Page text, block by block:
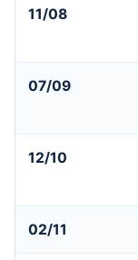
11/08
07/09
12/10
02/11